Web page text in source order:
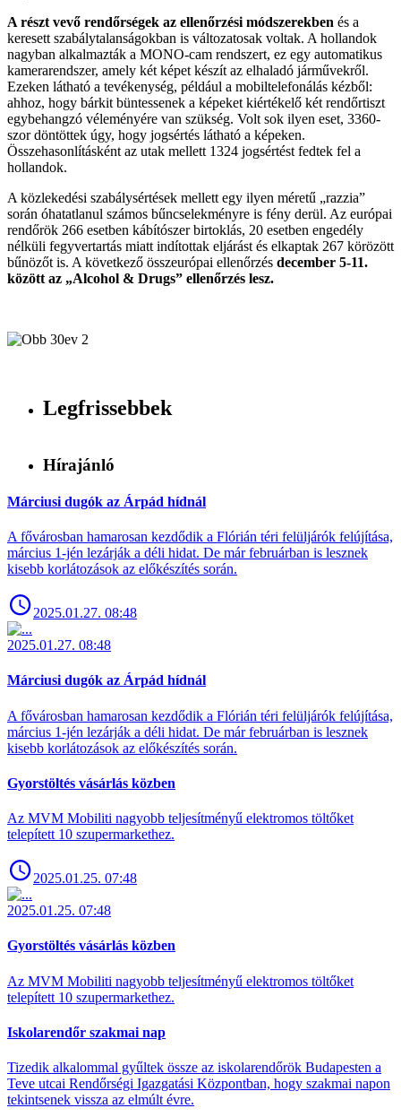
A részt vevő rendőrségek az ellenőrzési módszerekben és a
keresett szabálytalanságokban is változatosak voltak. A hollandok
nagyban alkalmazták a MONO-cam rendszert, ez egy automatikus
kamerarendszer, amely két képet készít az elhaladó járművekről.
Ezeken látható a tevékenység, például a mobiltelefonálás kézből:
ahhoz, hogy bárkit büntessenek a képeket kiértékelő két rendőrtiszt
egybehangzó véleményére van szükség. Volt sok ilyen eset, 3360-
szor döntöttek úgy, hogy jogsértés látható a képeken.
Összehasonlításként az utak mellett 1324 jogsértést fedtek fel a
hollandok.
A közlekedési szabálysértések mellett egy ilyen méretű „razzia”
során óhatatlanul számos bűncselekményre is fény derül. Az európai
rendőrök 266 esetben kábítószer birtoklás, 20 esetben engedély
nélküli fegyvertartás miatt indítottak eljárást és elkaptak 267 körözött
bűnözőt is. A következő összeurópai ellenőrzés december 5-11.
között az „Alcohol & Drugs” ellenőrzés lesz.
Legfrissebbek
Hírajánló
Márciusi dugók az Árpád hídnál
A fővárosban hamarosan kezdődik a Flórián téri felüljárók felújítása,
március 1-jén lezárják a déli hidat. De már februárban is lesznek
kisebb korlátozások az előkészítés során.
2025.01.27. 08:48
2025.01.27. 08:48
Márciusi dugók az Árpád hídnál
A fővárosban hamarosan kezdődik a Flórián téri felüljárók felújítása,
március 1-jén lezárják a déli hidat. De már februárban is lesznek
kisebb korlátozások az előkészítés során.
Gyorstöltés vásárlás közben
Az MVM Mobiliti nagyobb teljesítményű elektromos töltőket
telepített 10 szupermarkethez.
2025.01.25. 07:48
2025.01.25. 07:48
Gyorstöltés vásárlás közben
Az MVM Mobiliti nagyobb teljesítményű elektromos töltőket
telepített 10 szupermarkethez.
Iskolarendőr szakmai nap
Tizedik alkalommal gyűltek össze az iskolarendőrök Budapesten a
Teve utcai Rendőrségi Igazgatási Központban, hogy szakmai napon
tekintsenek vissza az elmúlt évre.